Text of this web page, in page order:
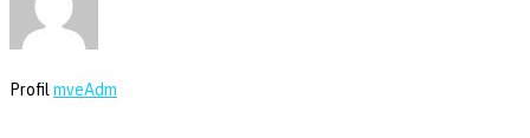
Profil mveAdm